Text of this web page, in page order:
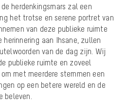
herdenkingsmars zal een
het trotse en serene portret van
van deze publieke ruimte
aan Ihsane, zullen
van de dag zijn. Wij
publieke ruimte en zoveel
met meerdere stemmen een
op een betere wereld en de
beleven.